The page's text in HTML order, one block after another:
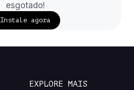
esgotado!
Instale agora
EXPLORE MAIS